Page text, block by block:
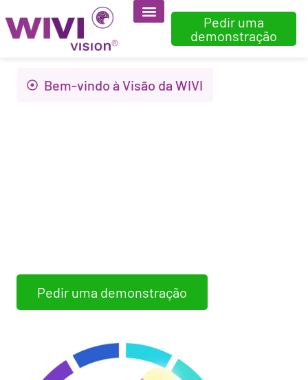
Pedir uma
demonstração
Bem-vindo à Visão da WIVI
Pedir uma demonstração